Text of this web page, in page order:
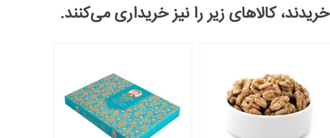
کالاهای زیر را نیز خریداری می‌کنند.